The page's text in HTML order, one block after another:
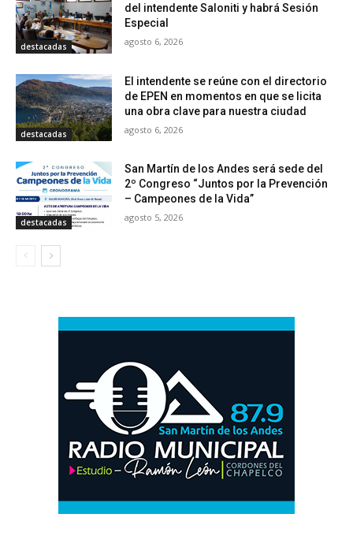
destacadas
del intendente Saloniti y habrá Sesión
Especial
agosto 6, 2026
destacadas
El intendente se reúne con el directorio
de EPEN en momentos en que se licita
una obra clave para nuestra ciudad
agosto 6, 2026
destacadas
San Martín de los Andes será sede del
2º Congreso “Juntos por la Prevención
– Campeones de la Vida”
agosto 5, 2026